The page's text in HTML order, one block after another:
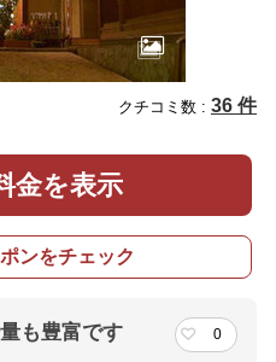
クチコミ数 : 36 件
金を表示
ンをチェック
も豊富です 0